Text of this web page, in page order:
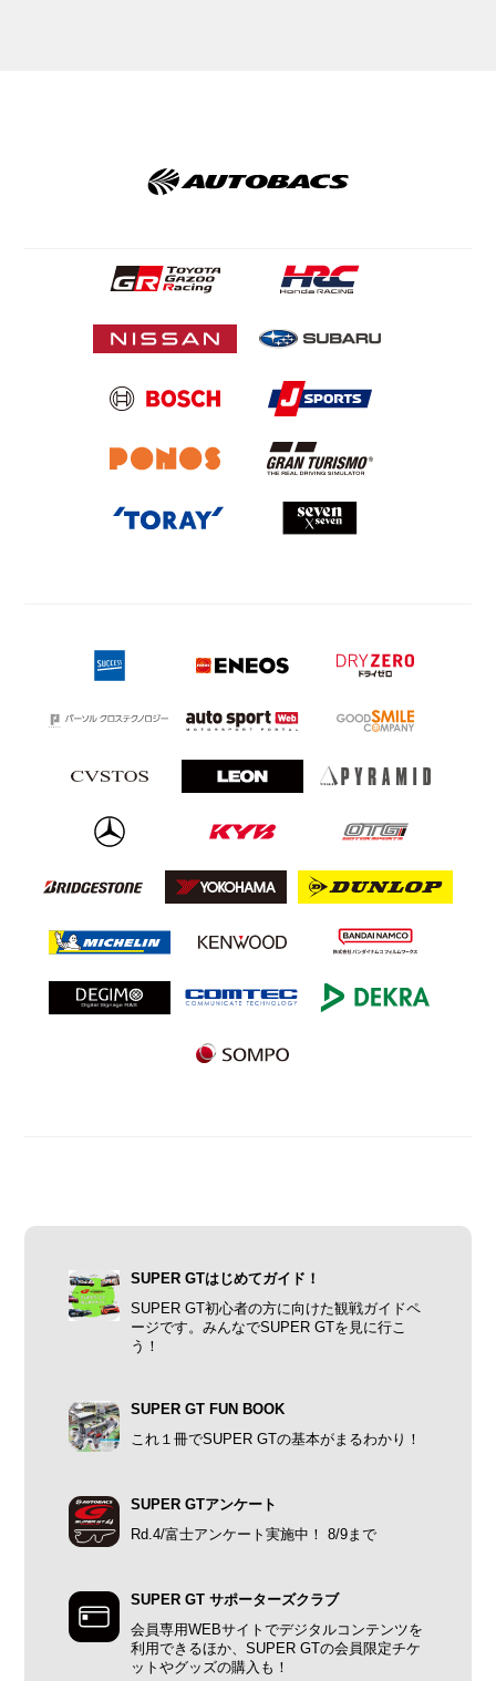
SUPER GTはじめてガイド！
SUPER GT初心者の方に向けた観戦ガイドペ
ージです。みんなでSUPER GTを見に行こ
う！
SUPER GT FUN BOOK
これ１冊でSUPER GTの基本がまるわかり！
SUPER GTアンケート
Rd.4/富士アンケート実施中！ 8/9まで
SUPER GT サポーターズクラブ
会員専用WEBサイトでデジタルコンテンツを
利用できるほか、SUPER GTの会員限定チケ
ットやグッズの購入も！